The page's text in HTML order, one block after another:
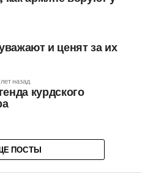
и ценят за их
назад
курдского
ПОСТЫ